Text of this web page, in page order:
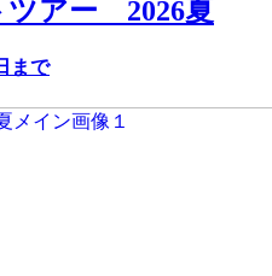
ツアー 2026夏
まで